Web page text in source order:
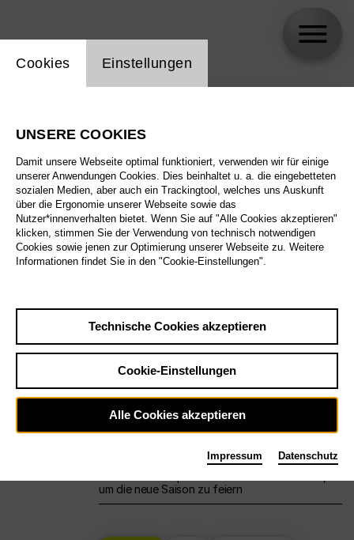
Alle Sparten
Alle Spielstätten
Alle Merkmale
Sa29.8.
Großes Haus
12:00 Eröffnungswochenende
um die neue Saison zu feiern
Einstellung Website Cookie
Cookies Einstellungen
UNSERE COOKIES
Damit unsere Webseite optimal funktioniert, verwenden wir für einige
unserer Anwendungen Cookies. Dies beinhaltet u. a. die eingebetteten
sozialen Medien, aber auch ein Trackingtool, welches uns Auskunft
über die Ergonomie unserer Webseite sowie das
Nutzer*innenverhalten bietet. Wenn Sie auf "Alle Cookies akzeptieren"
klicken, stimmen Sie der Verwendung von technisch notwendigen
Cookies sowie jenen zur Optimierung unserer Webseite zu. Weitere
Informationen findet Sie in den "Cookie-Einstellungen".
Technische Cookies akzeptieren
Cookie-Einstellungen
Alle Cookies akzeptieren
Impressum Datenschutz